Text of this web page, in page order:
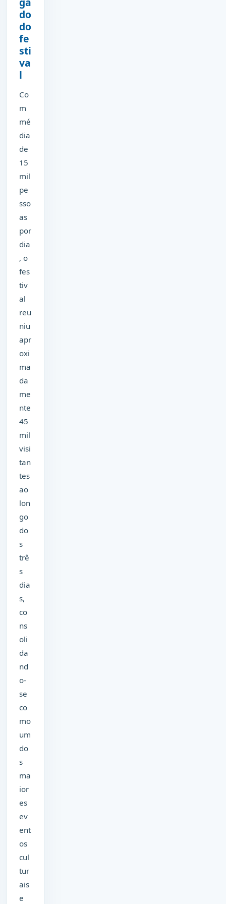
do
do
fe
sti
va
l
Co
m
mé
dia
de
15
mil
pe
sso
as
por
dia
, o
fes
tiv
al
reu
niu
apr
oxi
ma
da
me
nte
45
mil
visi
tan
tes
ao
lon
go
do
s
trê
s
dia
s,
co
ns
oli
da
nd
o-
se
co
mo
um
do
s
ma
ior
es
ev
ent
os
cul
tur
ais
e